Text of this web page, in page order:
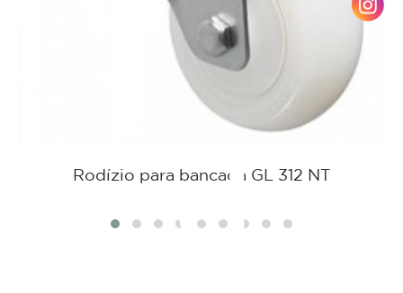
Rodízio para bancada GL 312 NT